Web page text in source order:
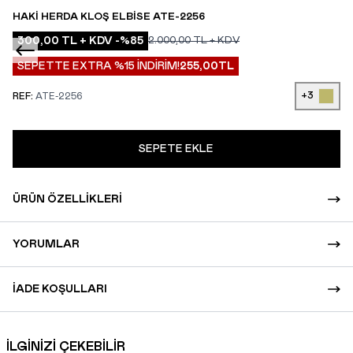
HAKI HERDA KLOŞ ELBISE ATE-2256
300,00 TL + KDV -%85 2.000,00TL + KDV
SEPETTE EXTRA %15 İNDİRİM!255,00TL
REF: ATE-2256 +3
SEPETE EKLE
ÜRÜN ÖZELLIKLERI
YORUMLAR
İADE KOŞULLARI
İLGİNİZİ ÇEKEBİLİR